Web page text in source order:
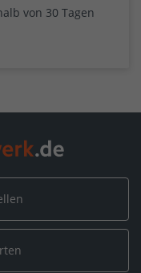
von 30 Tagen